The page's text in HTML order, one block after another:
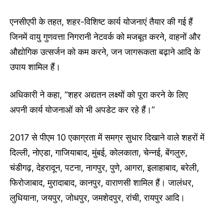
एनसीएपी के तहत, शहर-विशिष्ट कार्य योजनाएं तैयार की गई हैं
जिनमें वायु गुणवत्ता निगरानी नेटवर्क को मजबूत करने, वाहनों और
औद्योगिक उत्सर्जन को कम करने, जन जागरूकता बढ़ाने आदि के
उपाय शामिल हैं।
अधिकारी ने कहा, “शहर अद्यतन लक्ष्यों को पूरा करने के लिए
अपनी कार्य योजनाओं को भी अपडेट कर रहे हैं।”
2017 से पीएम 10 एकाग्रता में समग्र सुधार दिखाने वाले शहरों में
दिल्ली, नोएडा, गाजियाबाद, मुंबई, कोलकाता, चेन्नई, बेंगलुरु,
चंडीगढ़, देहरादून, पटना, नागपुर, पुणे, आगरा, इलाहाबाद, बरेली,
फिरोजाबाद, मुरादाबाद, कानपुर, वाराणसी शामिल हैं। जालंधर,
लुधियाना, जयपुर, जोधपुर, जमशेदपुर, रांची, रायपुर आदि।